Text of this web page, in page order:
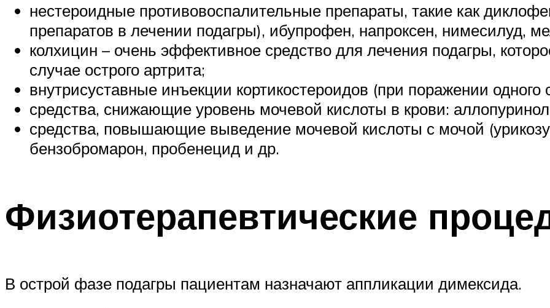
нестероидные противовоспалительные препараты, такие как
препаратов в лечении подагры), ибупрофен, напроксен, нимесилуд,
колхицин – очень эффективное средство для лечения подагры,
случае острого артрита;
внутрисуставные инъекции кортикостероидов (при поражении одного
средства, снижающие уровень мочевой кислоты в крови:
средства, повышающие выведение мочевой кислоты с мочой
бензобромарон, пробенецид и др.
Физиотерапевтические
В острой фазе подагры пациентам назначают аппликации димексида.